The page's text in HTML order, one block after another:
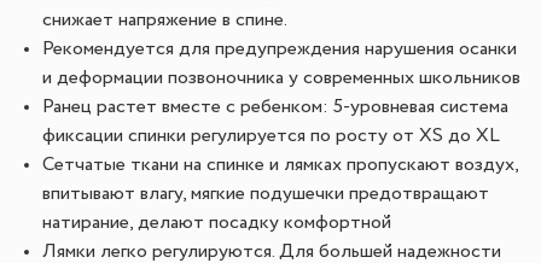
снижает напряжение в спине.
Рекомендуется для предупреждения нарушения осанки
и деформации позвоночника у современных школьников
Ранец растет вместе с ребенком: 5-уровневая система
фиксации спинки регулируется по росту от XS до XL
Сетчатые ткани на спинке и лямках пропускают воздух,
впитывают влагу, мягкие подушечки предотвращают
натирание, делают посадку комфортной
Лямки легко регулируются. Для большей надежности